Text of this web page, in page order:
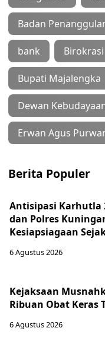
Badan
bank Birokrasi
Bupati Majalengka
Dewan
Erwan Agus
Berita Populer
Antisipasi Karhutla
dan Polres
Kesiapsiagaan
6 Agustus 2026
Kejaksaan
Ribuan Obat Keras
6 Agustus 2026